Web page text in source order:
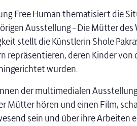
Free Human thematisiert die
Ausstellung – Die Mütter des
stellt die Künstlerin Shole
repräsentieren, deren Kinder von
wurden.
der multimedialen
Mütter hören und einen Film,
sein und über ihre Arbeiten